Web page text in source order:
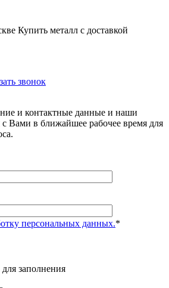
Купить металл с доставкой
звонок
и контактные данные и наши
Вами в ближайшее рабочее время для
персональных данных.*
заполнения